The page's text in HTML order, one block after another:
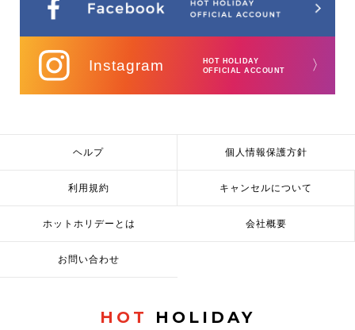
Instagram
HOT HOLIDAY
OFFICIAL ACCOUNT
〉
ヘルプ 個人情報保護方針
利用規約 キャンセルについて
ホットホリデーとは 会社概要
お問い合わせ
HOT HOLIDAY